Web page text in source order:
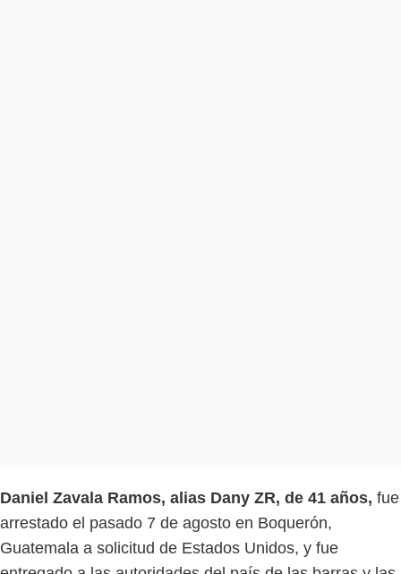
Daniel Zavala Ramos, alias Dany ZR, de 41 años, fue
arrestado el pasado 7 de agosto en Boquerón,
Guatemala a solicitud de Estados Unidos, y fue